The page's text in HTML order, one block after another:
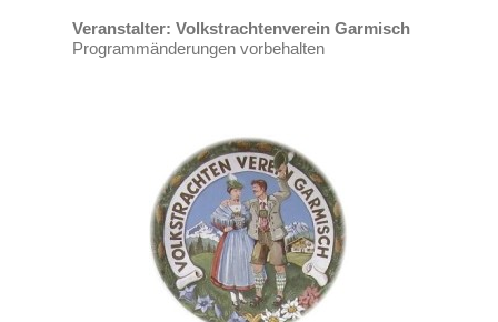
Veranstalter: Volkstrachtenverein Garmisch
Programmänderungen vorbehalten